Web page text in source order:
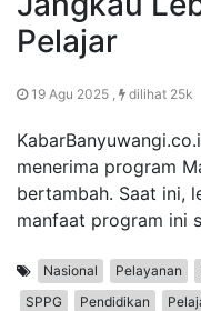
Pelajar
19 Agu 2025 , dilihat 25k
menerima program
bertambah. Saat ini,
manfaat program ini
Nasional Pelayanan
SPPG
Pendidikan